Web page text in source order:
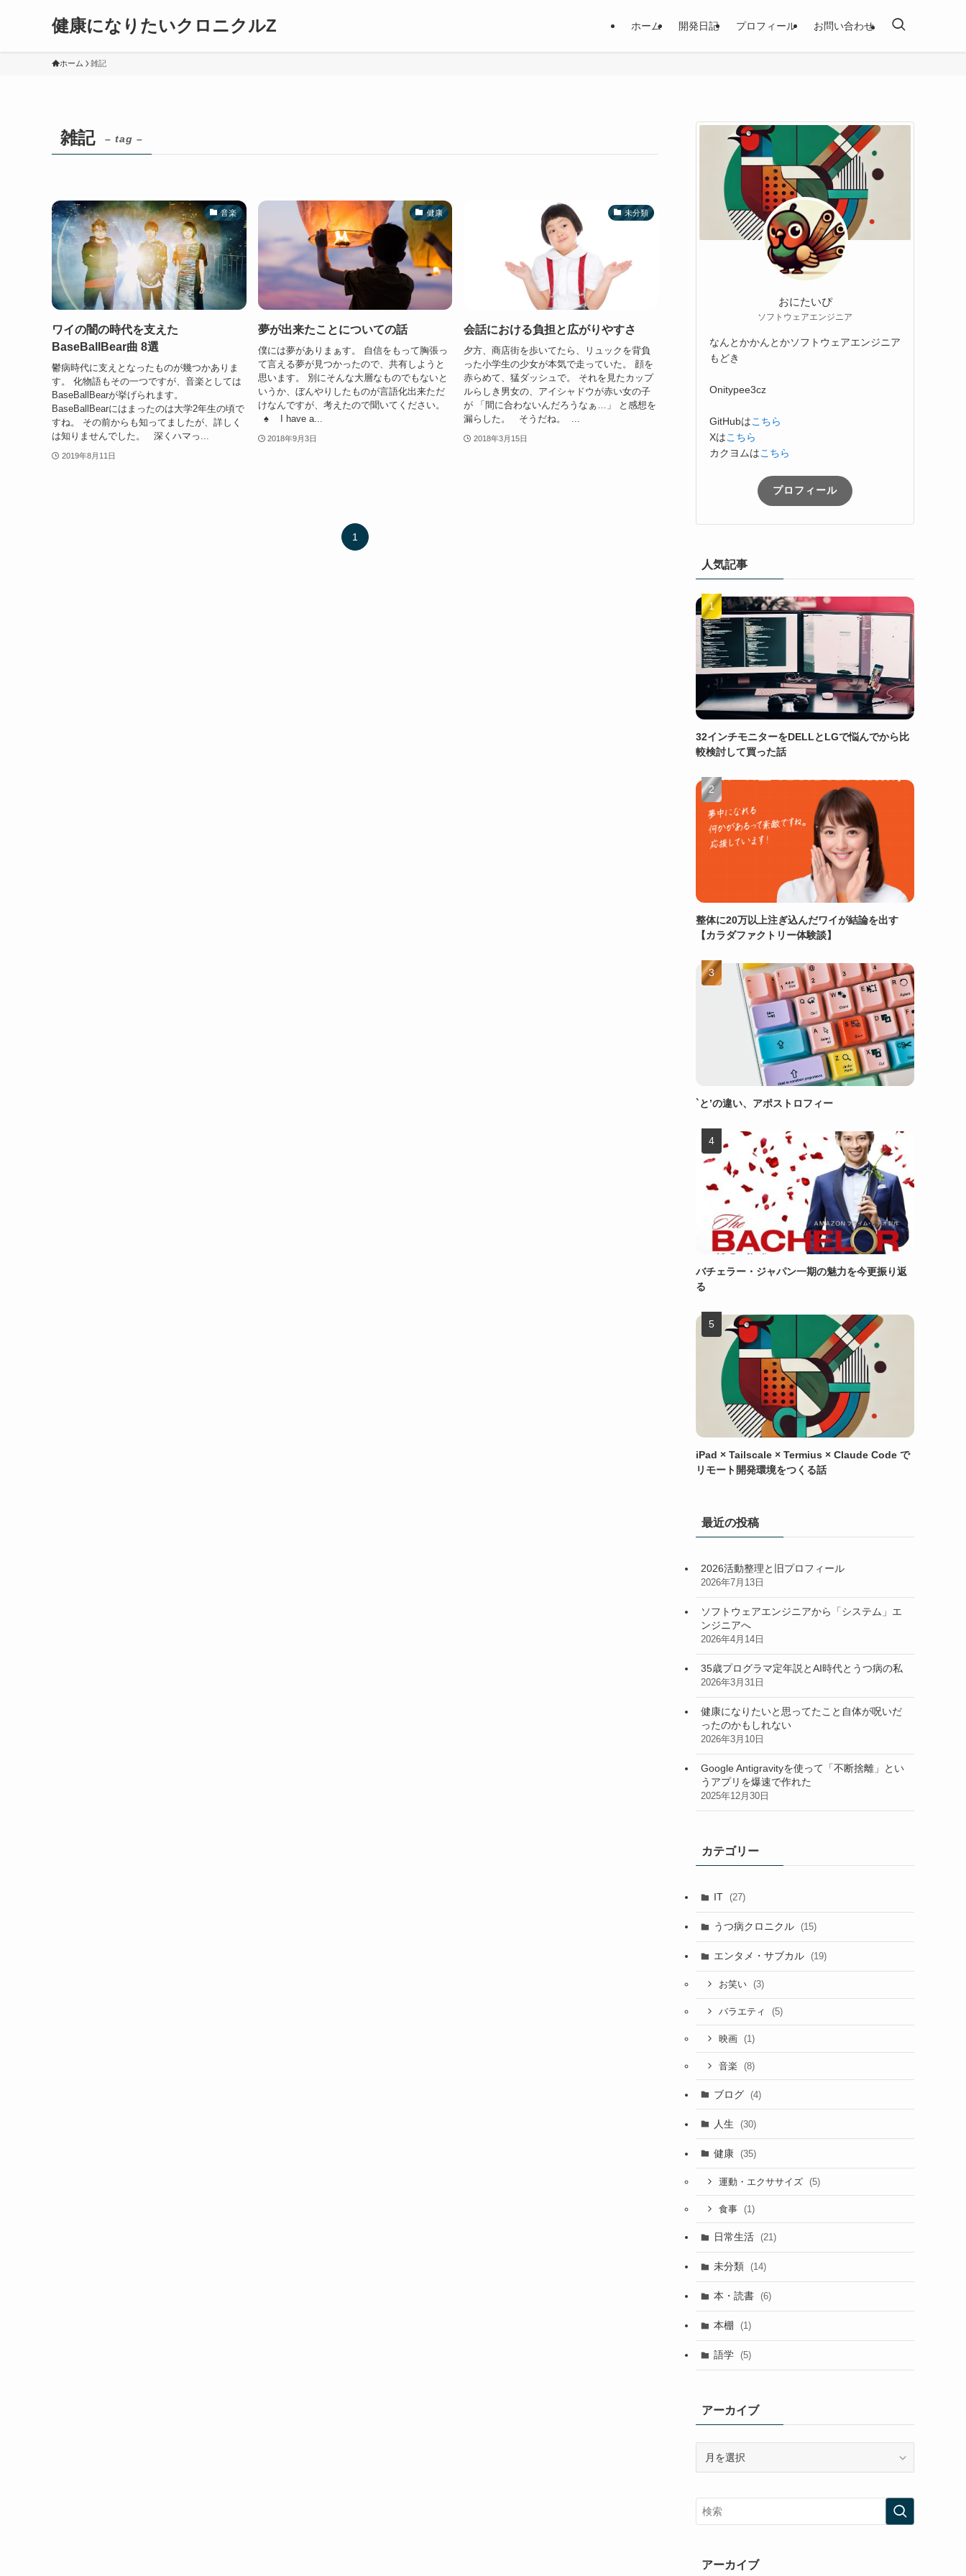
健康になりたいクロニクルZ ホーム 開発日記 プロフィール お問い合わせ
ホーム 雑記
雑記 – tag –
音楽
ワイの闇の時代を支えた
BaseBallBear曲 8選
鬱病時代に支えとなったものが幾つかありま
す。 化物語もその一つですが、音楽としては
BaseBallBearが挙げられます。
BaseBallBearにはまったのは大学2年生の頃で
すね。 その前からも知ってましたが、詳しく
は知りませんでした。 深くハマっ...
2019年8月11日
健康
夢が出来たことについての話
僕には夢がありまぁす。 自信をもって胸張っ
て言える夢が見つかったので、共有しようと
思います。 別にそんな大層なものでもないと
いうか、ぼんやりしたものが言語化出来ただ
けなんですが、考えたので聞いてください。
♠ I have a...
2018年9月3日
未分類
会話における負担と広がりやすさ
夕方、商店街を歩いてたら、リュックを背負
った小学生の少女が本気で走っていた。 顔を
赤らめて、猛ダッシュで。 それを見たカップ
ルらしき男女の、アイシャドウが赤い女の子
が 「間に合わないんだろうなぁ…」 と感想を
漏らした。 そうだね。 ...
2018年3月15日
1
おにたいぴ
ソフトウェアエンジニア
なんとかかんとかソフトウェアエンジニア
もどき
Onitypee3cz
GitHubはこちら
Xはこちら
カクヨムはこちら
プロフィール
人気記事
32インチモニターをDELLとLGで悩んでから比
較検討して買った話
整体に20万以上注ぎ込んだワイが結論を出す
【カラダファクトリー体験談】
`と’の違い、アポストロフィー
バチェラー・ジャパン一期の魅力を今更振り返
る
iPad × Tailscale × Termius × Claude Code で
リモート開発環境をつくる話
最近の投稿
2026活動整理と旧プロフィール
2026年7月13日
ソフトウェアエンジニアから「システム」エ
ンジニアへ
2026年4月14日
35歳プログラマ定年説とAI時代とうつ病の私
2026年3月31日
健康になりたいと思ってたこと自体が呪いだ
ったのかもしれない
2026年3月10日
Google Antigravityを使って「不断捨離」とい
うアプリを爆速で作れた
2025年12月30日
カテゴリー
IT (27)
うつ病クロニクル (15)
エンタメ・サブカル (19)
お笑い (3)
バラエティ (5)
映画 (1)
音楽 (8)
ブログ (4)
人生 (30)
健康 (35)
運動・エクササイズ (5)
食事 (1)
日常生活 (21)
未分類 (14)
本・読書 (6)
本棚 (1)
語学 (5)
アーカイブ
イ
ブ
アーカイブ